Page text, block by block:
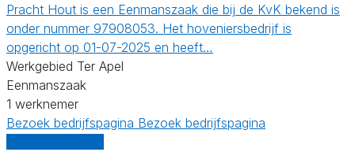
Pracht Hout is een Eenmanszaak die bij de KvK bekend is
onder nummer 97908053. Het hoveniersbedrijf is
opgericht op 01-07-2025 en heeft…
Werkgebied Ter Apel
Eenmanszaak
1 werknemer
Bezoek bedrijfspagina Bezoek bedrijfspagina